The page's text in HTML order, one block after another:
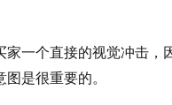
个直接的视觉冲击，
是很重要的。